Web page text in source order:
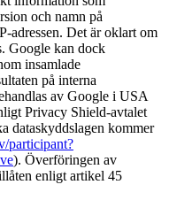
och namn på
adressen. Det är oklart om
Google kan dock
insamlade
på interna
av Google i USA
Privacy Shield-avtalet
dataskyddslagen kommer
participant?
). Överföringen av
enligt artikel 45